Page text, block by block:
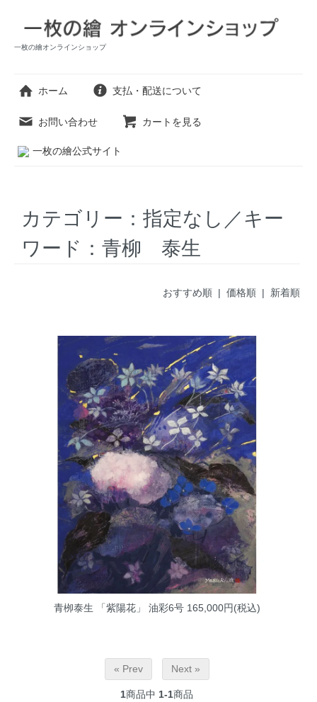
一枚の繪オンラインショップ
ホーム 支払・配送について
お問い合わせ カートを見る
一枚の繪公式サイト
カテゴリー：指定なし／キー
ワード：青柳 泰生
おすすめ順 | 価格順| 新着順
青栁泰生 「紫陽花」 油彩6号165,000円(税込)
« Prev Next »
1商品中 1-1商品